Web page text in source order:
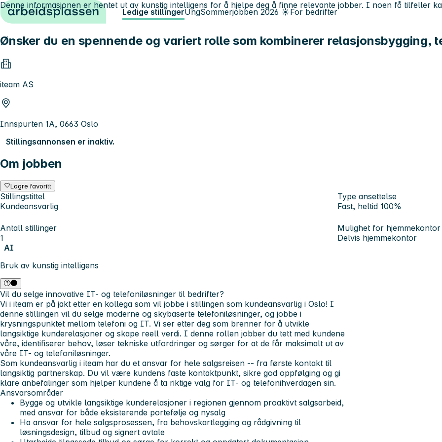
Hopp til innhold Ledige stillingerUngSommerjobben 2026 ☀️For bedrifter
Ønsker du en spennende og variert rolle som kombinerer relasjonsbygging,
iteam AS
Innspurten 1A, 0663 Oslo
Stillingsannonsen er inaktiv.
Om jobben
Lagre favoritt
Stillingstittel
Kundeansvarlig
Type ansettelse
Fast, heltid 100%
Antall stillinger
1
Mulighet for hjemmekontor
Delvis hjemmekontor
AI
Bruk av kunstig intelligens
Denne informasjonen er hentet ut av kunstig intelligens for å hjelpe deg å finne relevante jobber. I noen få tilfeller
Vil du selge innovative IT- og telefoniløsninger til bedrifter?
Vi i iteam er på jakt etter en kollega som vil jobbe i stillingen som kundeansvarlig i Oslo! I
denne stillingen vil du selge moderne og skybaserte telefoniløsninger, og jobbe i
krysningspunktet mellom telefoni og IT. Vi ser etter deg som brenner for å utvikle
langsiktige kunderelasjoner og skape reell verdi. I denne rollen jobber du tett med kundene
våre, identifiserer behov, løser tekniske utfordringer og sørger for at de får maksimalt ut av
våre IT- og telefoniløsninger.
Som kundeansvarlig i iteam har du et ansvar for hele salgsreisen -- fra første kontakt til
langsiktig partnerskap. Du vil være kundens faste kontaktpunkt, sikre god oppfølging og gi
klare anbefalinger som hjelper kundene å ta riktige valg for IT- og telefonihverdagen sin.
Ansvarsområder
Bygge og utvikle langsiktige kunderelasjoner i regionen gjennom proaktivt salgsarbeid,
med ansvar for både eksisterende portefølje og nysalg
Ha ansvar for hele salgsprosessen, fra behovskartlegging og rådgivning til
løsningsdesign, tilbud og signert avtale